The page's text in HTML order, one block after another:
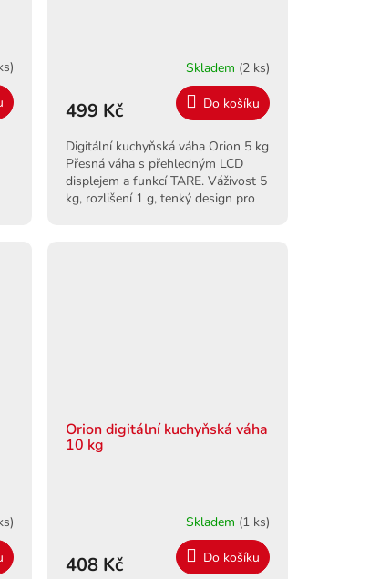
Skladem (2 ks)
499 Kč Do košíku
Digitální kuchyňská váha Orion 5 kg
Přesná váha s přehledným LCD
displejem a funkcí TARE. Váživost 5
kg, rozlišení 1 g, tenký design pro
Orion digitální kuchyňská váha
10 kg
Skladem (1 ks)
408 Kč Do košíku